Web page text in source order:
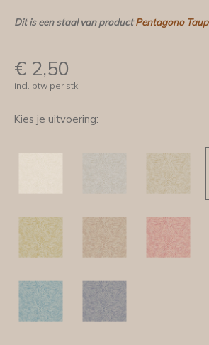
Dit is een staal van productPentagono
€ 2,50
incl. btw per stk
Kies je uitvoering: